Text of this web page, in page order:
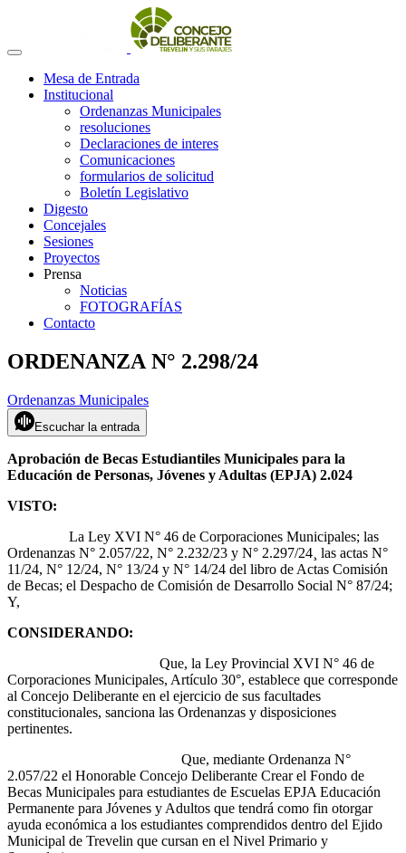
Mesa de Entrada
Institucional
Ordenanzas Municipales
resoluciones
Declaraciones de interes
Comunicaciones
formularios de solicitud
Boletín Legislativo
Digesto
Concejales
Sesiones
Proyectos
Prensa
Noticias
FOTOGRAFÍAS
Contacto
ORDENANZA N° 2.298/24
Ordenanzas Municipales
Escuchar la entrada
Aprobación de Becas Estudiantiles Municipales para la
Educación de Personas, Jóvenes y Adultas (EPJA) 2.024
VISTO:
La Ley XVI N° 46 de Corporaciones Municipales; las
Ordenanzas N° 2.057/22, N° 2.232/23 y N° 2.297/24¸ las actas N°
11/24, N° 12/24, N° 13/24 y N° 14/24 del libro de Actas Comisión
de Becas; el Despacho de Comisión de Desarrollo Social N° 87/24;
Y,
CONSIDERANDO:
Que, la Ley Provincial XVI N° 46 de
Corporaciones Municipales, Artículo 30°, establece que corresponde
al Concejo Deliberante en el ejercicio de sus facultades
constitucionales, sanciona las Ordenanzas y disposiciones
pertinentes.
Que, mediante Ordenanza N°
2.057/22 el Honorable Concejo Deliberante Crear el Fondo de
Becas Municipales para estudiantes de Escuelas EPJA Educación
Permanente para Jóvenes y Adultos que tendrá como fin otorgar
ayuda económica a los estudiantes comprendidos dentro del Ejido
Municipal de Trevelin que cursan en el Nivel Primario y